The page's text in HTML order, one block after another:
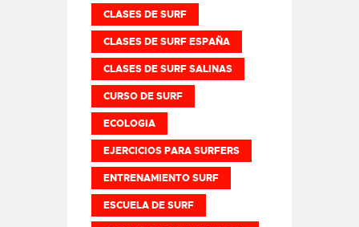
CLASES DE SURF
CLASES DE SURF ESPAÑA
CLASES DE SURF SALINAS
CURSO DE SURF
ECOLOGIA
EJERCICIOS PARA SURFERS
ENTRENAMIENTO SURF
ESCUELA DE SURF